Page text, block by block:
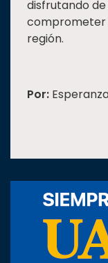
disfrutando
comprometer
región.
Por: